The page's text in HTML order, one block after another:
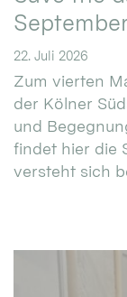
22. Juli 2026
Zum vierten
der Kölner
und
findet hier die
versteht sich